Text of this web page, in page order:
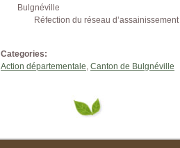
Bulgnéville
Réfection du réseau
Categories:
Action départementale Canton de Bulgnéville